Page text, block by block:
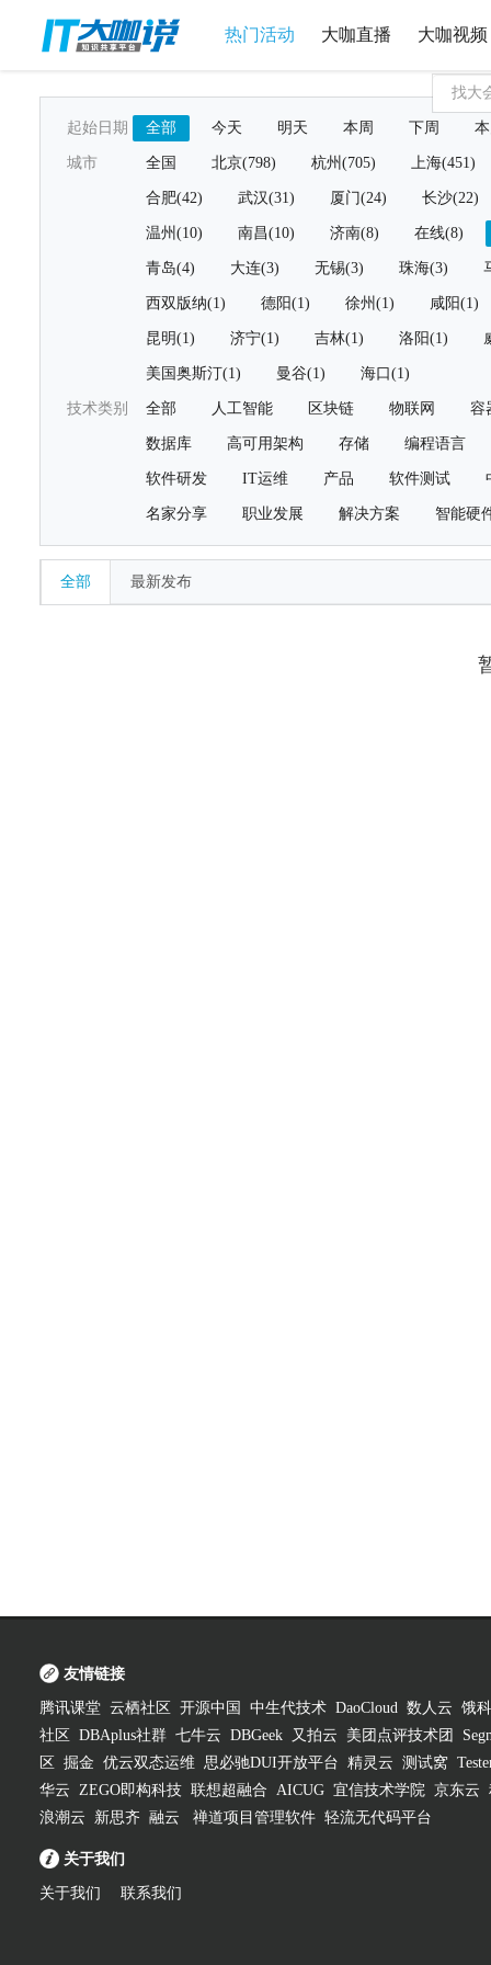
热门活动 大咖直播 大咖视频
起始日期 全部 今天 明天 本周 下周
城市 全国 北京(798) 杭州(705) 上海(451)
合肥(42) 武汉(31) 厦门(24) 长沙(22)
温州(10) 南昌(10) 济南(8) 在线(8)
青岛(4) 大连(3) 无锡(3) 珠海(3)
西双版纳(1) 德阳(1) 徐州(1) 咸阳(1)
昆明(1) 济宁(1) 吉林(1) 洛阳(1)
美国奥斯汀(1) 曼谷(1) 海口(1)
技术类别 全部 人工智能 区块链 物联网 容
数据库 高可用架构 存储 编程语言
软件研发 IT运维 产品 软件测试
名家分享 职业发展 解决方案 智能硬
全部 最新发布
友情链接
腾讯课堂 云栖社区 开源中国 中生代技术 DaoCloud 数人云 饿
社区
DBAplus社群 七牛云 DBGeek 又拍云 美团点评技术团
区
掘金 优云双态运维 思必驰DUI开放平台 精灵云 测试窝
华云 ZEGO即构科技 联想超融合 AICUG 宜信技术学院 京东云
浪潮云
新思齐 融云 禅道项目管理软件 轻流无代码平台
关于我们
关于我们 联系我们